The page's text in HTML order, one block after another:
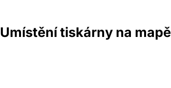
Umístění tiskárny na mapě